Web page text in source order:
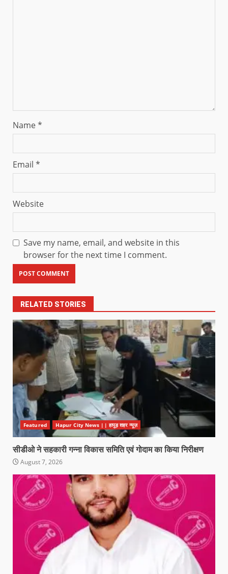
Name*
Email *
Website
Save my name, email, and website in this
browser for the next time I comment.
RELATED STORIES
Featured Hapur City News || हापुड़ शहर न्यूज़
सीडीओ ने सहकारी गन्ना विकास समिति एवं गोदाम का किया निरीक्षण
August 7, 2026